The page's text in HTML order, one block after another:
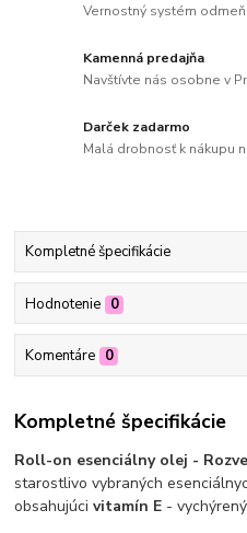
Vernostný systém
Kamenná predajňa
Navštívte nás osobne v
Darček zadarmo
Malá drobnosť k nákupu
Kompletné špecifikácie
Hodnotenie 0
Komentáre 0
Kompletné špecifikácie
Roll-on esenciálny olej -
starostlivo vybraných
obsahujúcivitamín E - vychýrený